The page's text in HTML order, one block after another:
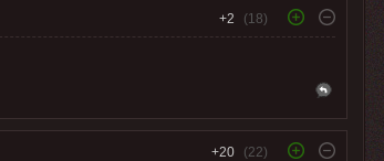
+2 (18)
+20 (22)